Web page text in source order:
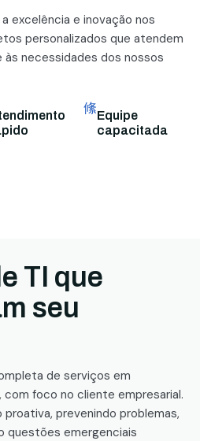
excelência e inovação nos
personalizados que atendem
necessidades dos nossos
Equipe
capacitada
TI que
seu
de serviços em
com foco no cliente empresarial.
prevenindo problemas,
questões emergenciais